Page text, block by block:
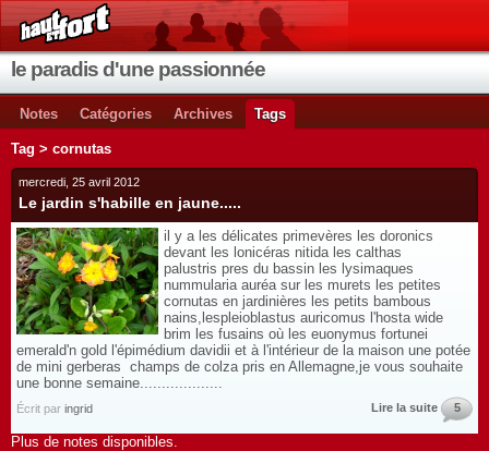
le paradis d'une passionnée
Notes Catégories Archives Tags
Tag > cornutas
mercredi, 25 avril 2012
Le jardin s'habille en jaune.....
il y a les délicates primevères les doronics
devant les lonicéras nitida les calthas
palustris pres du bassin les lysimaques
nummularia auréa sur les murets les petites
cornutas en jardinières les petits bambous
nains,lespleioblastus auricomus l'hosta wide
brim les fusains où les euonymus fortunei
emerald'n gold l'épimédium davidii et à l'intérieur de la maison une potée
de mini gerberas champs de colza pris en Allemagne,je vous souhaite
une bonne semaine...................
Écrit par ingrid Lire la suite 5
Plus de notes disponibles.